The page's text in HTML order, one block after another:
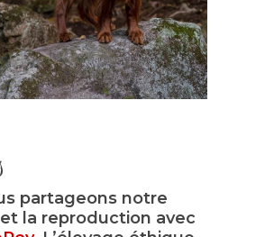
partageons notre
la reproduction avec